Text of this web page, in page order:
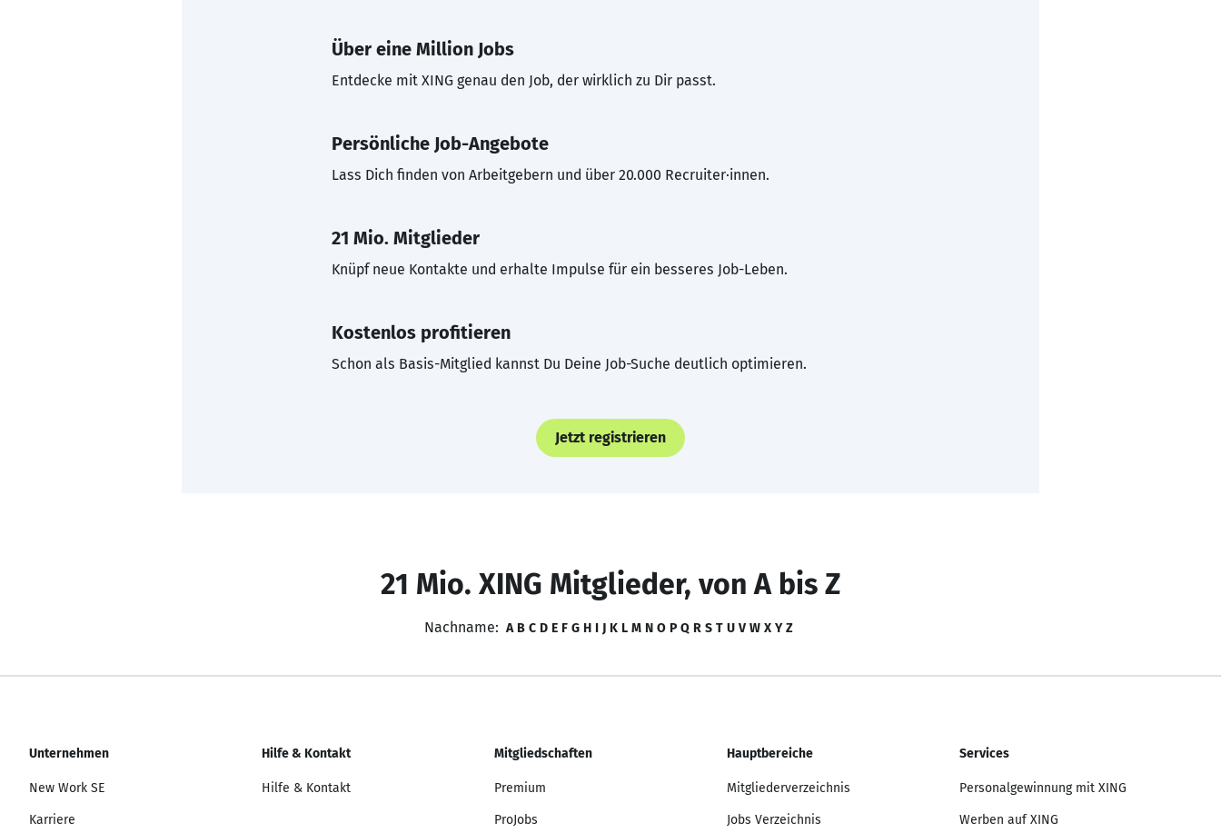
Über eine Million Jobs
Entdecke mit XING genau den Job, der wirklich zu Dir passt.
Persönliche Job-Angebote
Lass Dich finden von Arbeitgebern und über 20.000 Recruiter·innen.
21 Mio. Mitglieder
Knüpf neue Kontakte und erhalte Impulse für ein besseres Job-Leben.
Kostenlos profitieren
Schon als Basis-Mitglied kannst Du Deine Job-Suche deutlich optimieren.
Jetzt registrieren
21 Mio. XING Mitglieder, von A bis Z
Nachname: A B C D E F G H I J K L M N O P Q R S T U V W X Y Z
Unternehmen
New Work SE
Karriere
Hilfe & Kontakt
Hilfe & Kontakt
Mitgliedschaften
Premium
ProJobs
Hauptbereiche
Mitgliederverzeichnis
Jobs Verzeichnis
Services
Personalgewinnung mit XING
Werben auf XING